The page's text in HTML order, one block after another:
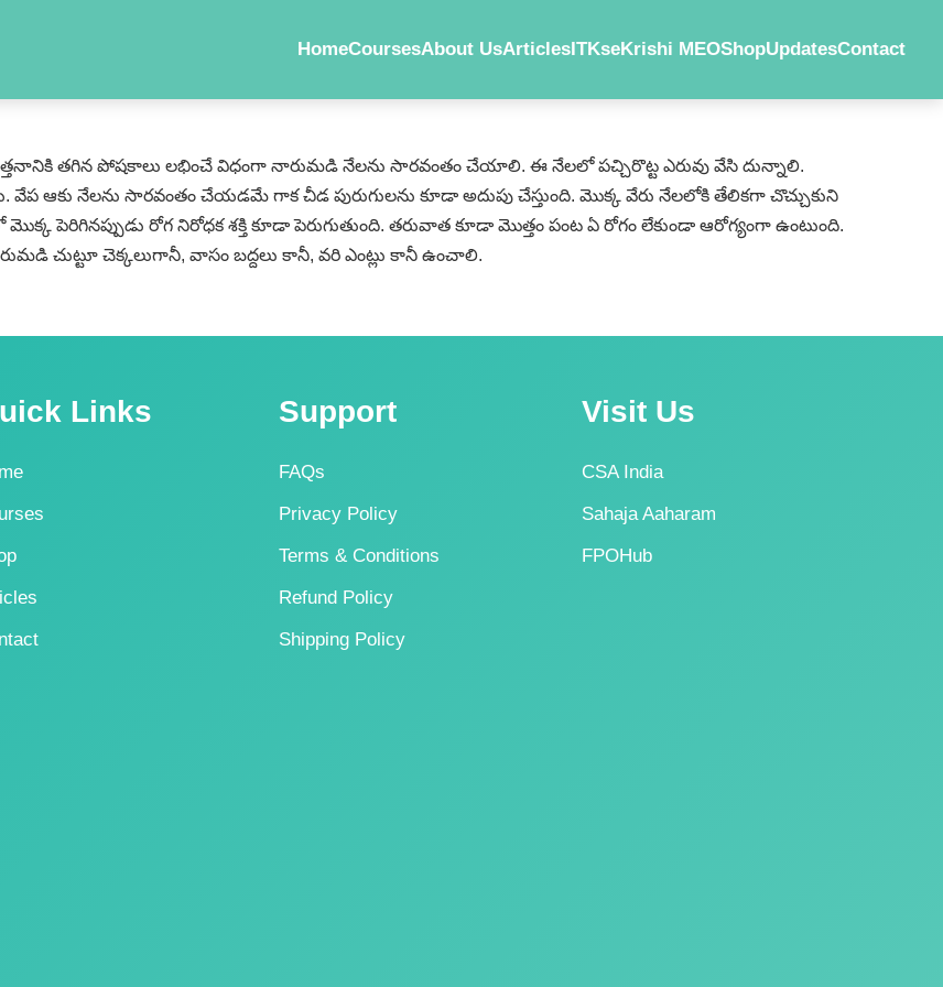
HomeCoursesAbout UsArticlesITKseKrishi MEOShopUpdatesContact
తగిన పోషకాలు లభించే విధంగా నారుమడి నేలను సారవంతం చేయాలి. ఈ నేలలో పచ్చిరొట్ట ఎరువు వేసి దున్నాలి.
ఆకు నేలను సారవంతం చేయడమే గాక చీడ పురుగులను కూడా అదుపు చేస్తుంది. మొక్క వేరు నేలలోకి తేలికగా చొచ్చుకుని
పెరిగినప్పుడు రోగ నిరోధక శక్తి కూడా పెరుగుతుంది. తరువాత కూడా మొత్తం పంట ఏ రోగం లేకుండా ఆరోగ్యంగా ఉంటుంది.
చుట్టూ చెక్కలుగానీ, వాసం బద్దలు కానీ, వరి ఎంట్లు కానీ ఉంచాలి.
Links Support
FAQs
Privacy Policy
Terms & Conditions
Refund Policy
Shipping Policy
Visit Us
CSA India
Sahaja Aaharam
FPOHub